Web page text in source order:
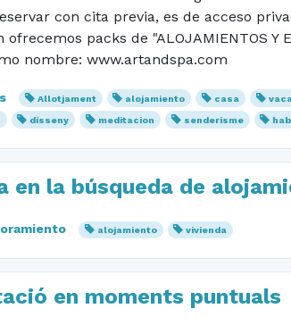
con cita previa, es de acceso
ofrecemos packs de "ALOJAMIENTOS
nombre: www.artandspa.com
Allotjament alojamiento casa
disseny meditacion senderisme
en la búsqueda de
alojamiento vivienda
en moments puntuals